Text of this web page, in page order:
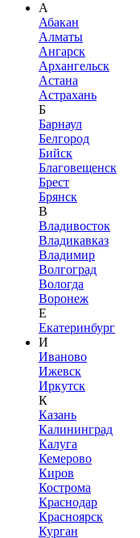
А
Абакан
Алматы
Ангарск
Архангельск
Астана
Астрахань
Б
Барнаул
Белгород
Бийск
Благовещенск
Брест
Брянск
В
Владивосток
Владикавказ
Владимир
Волгоград
Вологда
Воронеж
Е
Екатеринбург
И
Иваново
Ижевск
Иркутск
К
Казань
Калининград
Калуга
Кемерово
Киров
Кострома
Краснодар
Красноярск
Курган